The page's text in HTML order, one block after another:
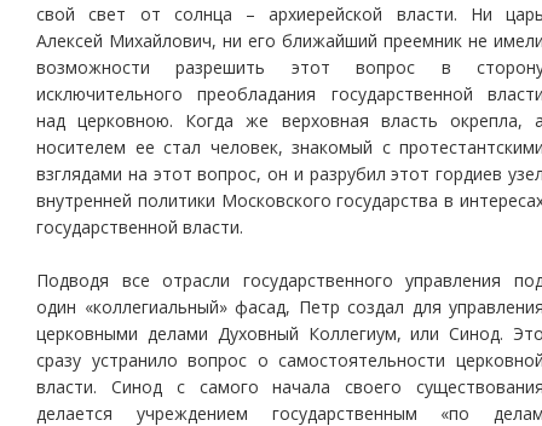
свой свет от солнца – архиерейской власти. Ни
Алексей Михайлович, ни его ближайший преемник не
возможности разрешить этот вопрос в
исключительного преобладания государственной
над церковною. Когда же верховная власть окрепла,
носителем ее стал человек, знакомый с
взглядами на этот вопрос, он и разрубил этот гордиев
внутренней политики Московского государства в
государственной власти.
Подводя все отрасли государственного управления
один «коллегиальный» фасад, Петр создал для
церковными делами Духовный Коллегиум, или Синод.
сразу устранило вопрос о самостоятельности
власти. Синод с самого начала своего
делается учреждением государственным «по